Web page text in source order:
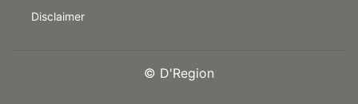
Disclaimer
© D'Region